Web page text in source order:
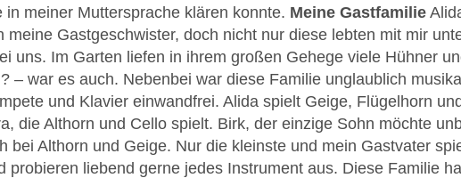
in meiner Muttersprache klären konnte. Meine Gastfamilie
meine Gastgeschwister, doch nicht nur diese lebten mit mir
uns. Im Garten liefen in ihrem großen Gehege viele Hühner
– war es auch. Nebenbei war diese Familie unglaublich
und Klavier einwandfrei. Alida spielt Geige, Flügelhorn
die Althorn und Cello spielt. Birk, der einzige Sohn möchte
bei Althorn und Geige. Nur die kleinste und mein Gastvater
probieren liebend gerne jedes Instrument aus. Diese Familie